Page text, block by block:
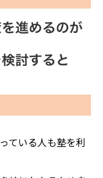
ている人も塾を利